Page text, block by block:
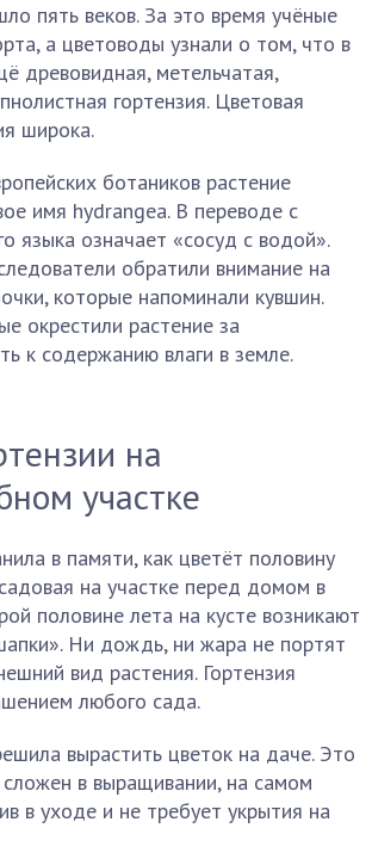
пять веков. За это время учёные
а цветоводы узнали о том, что в
древовидная, метельчатая,
гортензия. Цветовая
широка.
ботаников растение
имя hydrangea. В переводе с
языка означает «сосуд с водой».
обратили внимание на
которые напоминали кувшин.
окрестили растение за
к содержанию влаги в земле.
на
участке
в памяти, как цветёт половину
на участке перед домом в
половине лета на кусте возникают
Ни дождь, ни жара не портят
вид растения. Гортензия
любого сада.
вырастить цветок на даче. Это
в выращивании, на самом
в уходе и не требует укрытия на